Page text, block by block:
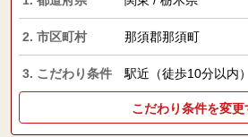
2. 市区町村 那須郡那須町
3. こだわり条件 駅近（徒歩10分以内）
こだわり条件を変更